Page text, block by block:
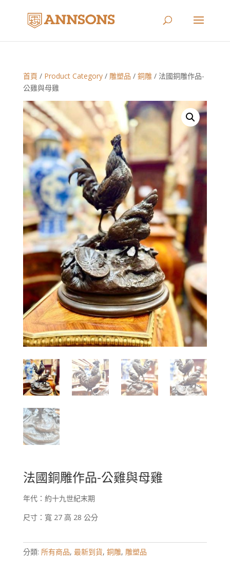
首頁 / Product Category/ 雕塑品 / 銅雕/ 法國銅雕作品-
公雞與母雞
法國銅雕作品-公雞與母雞
年代：約十九世紀末期
尺寸：寬 27 高 28 公分
分類: 所有商品, 最新到貨, 銅雕, 雕塑品